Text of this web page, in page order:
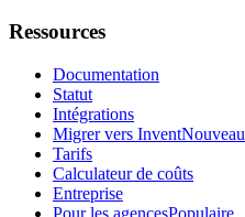
Ressources
Documentation
Statut
Intégrations
Migrer vers InventNouveau
Tarifs
Calculateur de coûts
Entreprise